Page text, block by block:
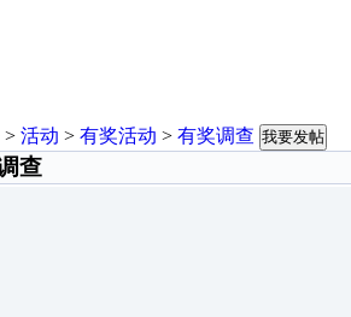
> 活动 > 有奖活动 > 有奖调查 我要发帖
查